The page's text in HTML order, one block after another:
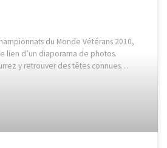
du Monde Vétérans 2010,
lien d’un diaporama de photos.
y retrouver des têtes connues…